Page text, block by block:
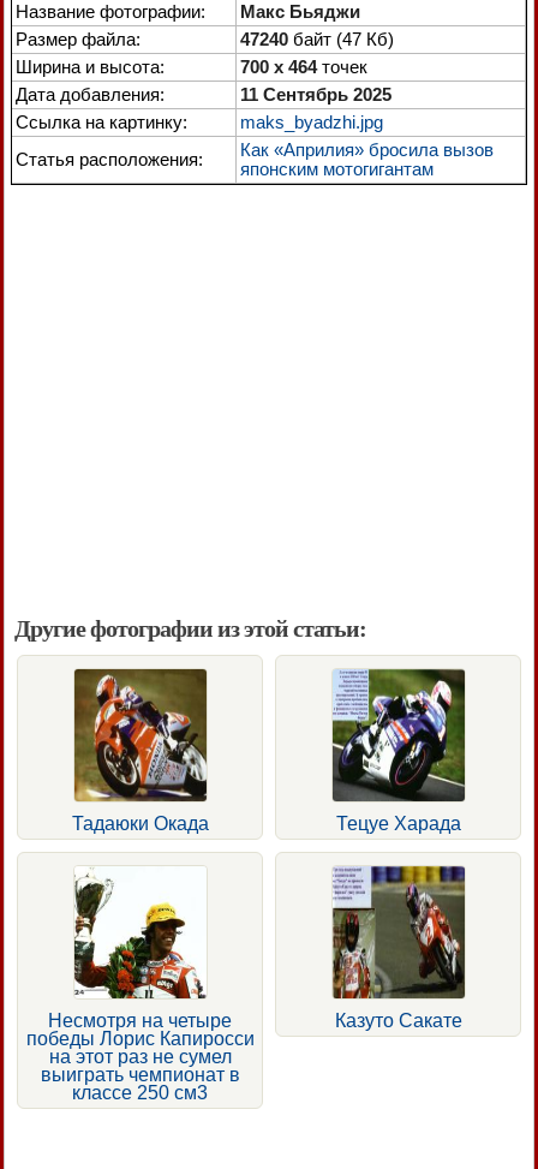
Название фотографии:
Макс Бьяджи
Размер файла:
47240 байт (47 Кб)
Ширина и высота:
700 x 464точек
Дата добавления:
11 Сентябрь 2025
Ссылка на картинку:
maks_byadzhi.jpg
Статья расположения:
Как «Априлия» бросила вызов
японским мотогигантам
Другие фотографии из этой статьи:
Тадаюки Окада Тецуе Харада
Несмотря на четыре
победы Лорис Капиросси
на этот раз не сумел
выиграть чемпионат в
классе 250 см3
Казуто Сакате